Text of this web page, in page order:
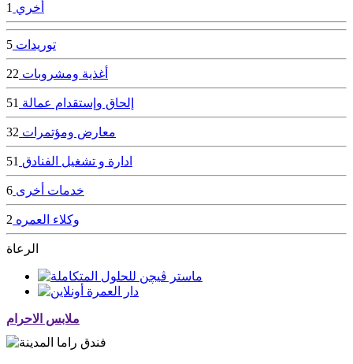
أخري 1
توريدات 5
أغذية ومشروبات 22
إلحاق وإستقدام عمالة 51
معارض ومؤتمرات 32
ادارة و تشغيل الفنادق 51
خدمات أخرى 6
وكلاء العمره 2
الرعاة
ملابس الاحرام